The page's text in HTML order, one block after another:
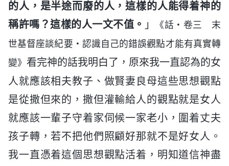
的人，是半途而廢的人，這樣的人能得着神的
稱許嗎？這樣的人一文不值。 」
《話・卷三 末
世基督座談紀要・認識自己的錯誤觀點才能有真實轉
變》 看完神的話我明白了，原來我一直認為的女
人就應該相夫教子、做賢妻良母這些思想觀點
是從撒但來的，撒但灌輸給人的觀點就是女人
就應該一輩子守着家伺候一家老小，圍着丈夫
孩子轉，若不把他們照顧好那就不是好女人。
我一直憑着這個思想觀點活着，明知道信神盡